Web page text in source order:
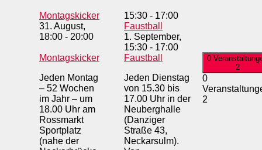
Montagskicker
31. August,
18:00 - 20:00
Montagskicker
Jeden Montag
– 52 Wochen
im Jahr – um
18.00 Uhr am
Rossmarkt
Sportplatz
(nahe der
15:30 - 17:00
Faustball
1. September,
15:30 - 17:00
Faustball
Jeden Dienstag
von 15.30 bis
17.00 Uhr in der
Neuberghalle
(Danziger
Straße 43,
Neckarsulm).
0
2
0
2